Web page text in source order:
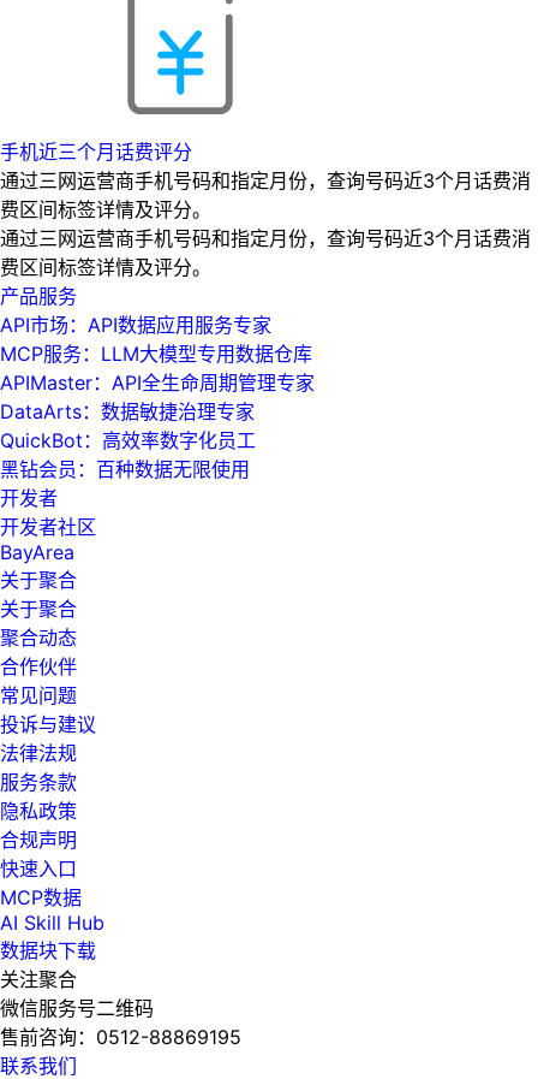
手机近三个月话费评分
通过三网运营商手机号码和指定月份，查询号码近3个月话费消
费区间标签详情及评分。
通过三网运营商手机号码和指定月份，查询号码近3个月话费消
费区间标签详情及评分。
产品服务
API市场：API数据应用服务专家
MCP服务：LLM大模型专用数据仓库
APIMaster：API全生命周期管理专家
DataArts：数据敏捷治理专家
QuickBot：高效率数字化员工
黑钻会员：百种数据无限使用
开发者
开发者社区
BayArea
关于聚合
关于聚合
聚合动态
合作伙伴
常见问题
投诉与建议
法律法规
服务条款
隐私政策
合规声明
快速入口
MCP数据
AI Skill Hub
数据块下载
关注聚合
微信服务号二维码
售前咨询： 0512-88869195
联系我们